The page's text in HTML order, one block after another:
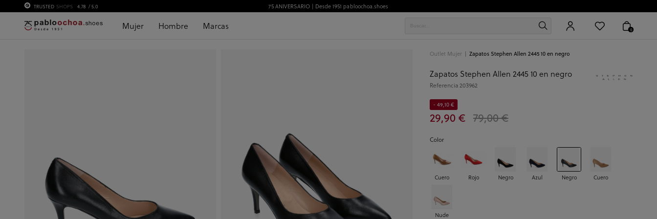
TRUSTED SHOPS 4.78 / 5.0 75 ANIVERSARIO | Desde 1951 pabloochoa.shoes
Mujer Hombre Marcas 0
Outlet Mujer Zapatos Stephen Allen 2445 10 en negro
Zapatos Stephen Allen 2445 10 en negro
Referencia203962
29,90 € 79,00 €
- 49,10 €
Color
Cuero Rojo Negro Azul Negro Cuero
Nude